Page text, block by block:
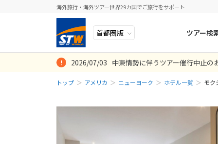
海外旅行・海外ツアー世界29カ国でご旅行をサポート
ツアー検
ヨーロッパ
中近東・トルコ
ロシア・中央アジア
イタリア
ドイツ
ベルギー
人気のテーマ
お得な旅
秋旅
年末年始
2026/07/03 中東情勢に伴うツアー催行中止の
トップ アメリカ ニューヨーク ホテル一覧 モク